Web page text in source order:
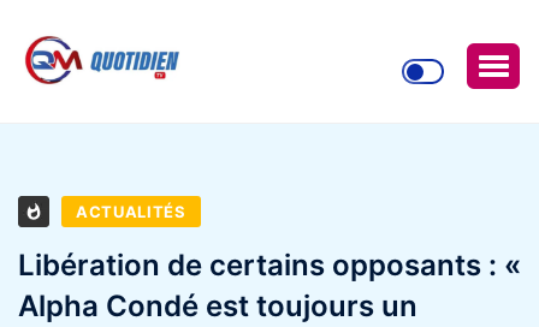
ACTUALITÉS
Libération de certains opposants : «
Alpha Condé est toujours un